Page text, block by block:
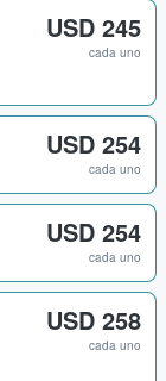
USD 245
cada uno
USD 254
cada uno
USD 254
cada uno
USD 258
cada uno